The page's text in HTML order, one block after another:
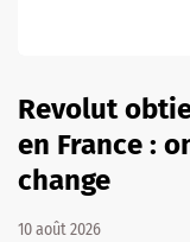
Revolut
en France :
change
10 août 2026